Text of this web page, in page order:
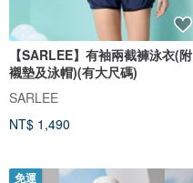
【SARLEE】有袖兩截褲泳衣(附
襯墊及泳帽)(有大尺碼)
SARLEE
NT$ 1,490
免運